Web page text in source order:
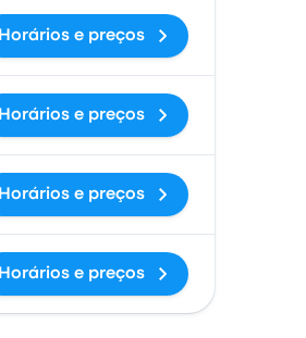
Horários e preços
Horários e preços
Horários e preços
Horários e preços